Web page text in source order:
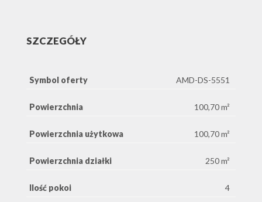
SZCZEGÓŁY
Symbol oferty AMD-DS-5551
Powierzchnia 100,70 m²
Powierzchnia użytkowa 100,70 m²
Powierzchnia działki 250 m²
Ilość pokoi 4